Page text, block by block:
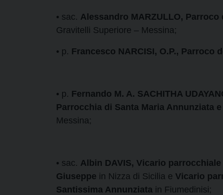
• sac. Alessandro MARZULLO,
Gravitelli Superiore – Messina;
• p. Francesco NARCISI, O.P., Parroco
• p. Fernando M. A. SACHITHA
Parrocchia di Santa Maria Annunziata
Messina;
• sac. Albin DAVIS, Vicario parrocchiale
Giuseppe in Nizza di Sicilia e Vicario
Santissima Annunziata in Fiumedinisi;